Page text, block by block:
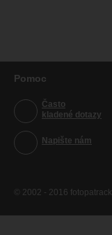
Pomoc
Často
kladené dotazy
Napište nám
© 2002 - 2016